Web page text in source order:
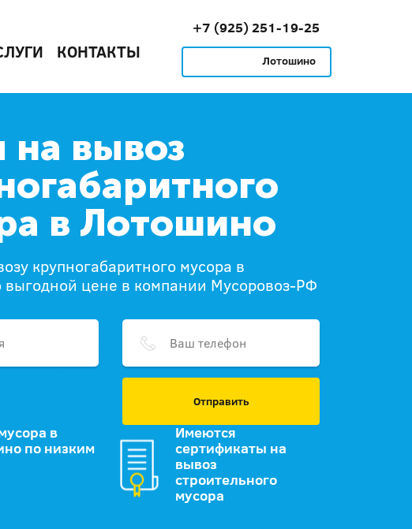
КОНТАКТЫ
+7 (925) 251-19-25
Лотошино
вывоз
в Лотошино
крупногабаритного мусора в
цене в компании Мусоровоз-РФ
Отправить
в
по низким
Имеются
сертификаты на
вывоз
строительного
мусора